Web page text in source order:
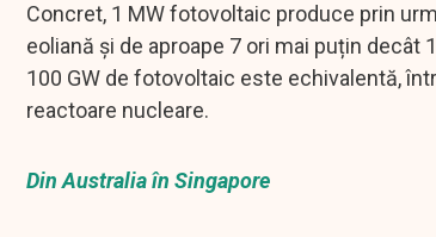
Concret, 1 MW fotovoltaic produce prin
eoliană și de aproape 7 ori mai puțin
100 GW de fotovoltaic este echivalentă,
reactoare nucleare.
Din Australia în Singapore